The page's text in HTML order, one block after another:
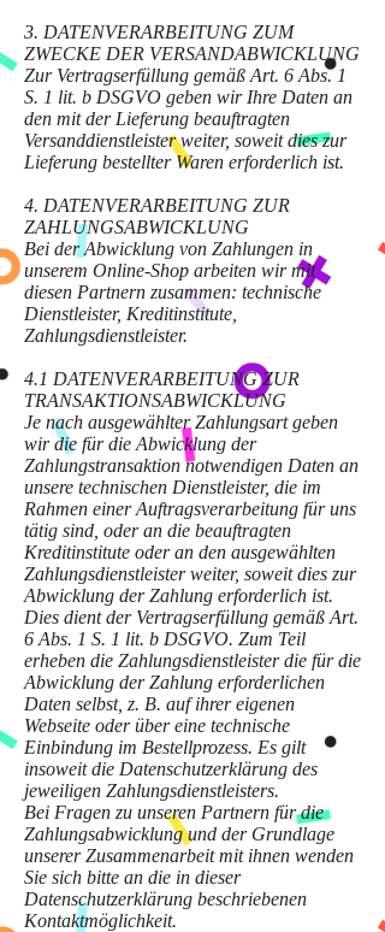
3. DATENVERARBEITUNG ZUM
ZWECKE DER VERSANDABWICKLUNG
Zur Vertragserfüllung gemäß Art. 6 Abs. 1
S. 1 lit. b DSGVO geben wir Ihre Daten an
den mit der Lieferung beauftragten
Versanddienstleister weiter, soweit dies zur
Lieferung bestellter Waren erforderlich ist.
4. DATENVERARBEITUNG ZUR
ZAHLUNGSABWICKLUNG
Bei der Abwicklung von Zahlungen in
unserem Online-Shop arbeiten wir mit
diesen Partnern zusammen: technische
Dienstleister, Kreditinstitute,
Zahlungsdienstleister.
4.1 DATENVERARBEITUNG ZUR
TRANSAKTIONSABWICKLUNG
Je nach ausgewählter Zahlungsart geben
wir die für die Abwicklung der
Zahlungstransaktion notwendigen Daten an
unsere technischen Dienstleister, die im
Rahmen einer Auftragsverarbeitung für uns
tätig sind, oder an die beauftragten
Kreditinstitute oder an den ausgewählten
Zahlungsdienstleister weiter, soweit dies zur
Abwicklung der Zahlung erforderlich ist.
Dies dient der Vertragserfüllung gemäß Art.
6 Abs. 1 S. 1 lit. b DSGVO. Zum Teil
erheben die Zahlungsdienstleister die für die
Abwicklung der Zahlung erforderlichen
Daten selbst, z. B. auf ihrer eigenen
Webseite oder über eine technische
Einbindung im Bestellprozess. Es gilt
insoweit die Datenschutzerklärung des
jeweiligen Zahlungsdienstleisters.
Bei Fragen zu unseren Partnern für die
Zahlungsabwicklung und der Grundlage
unserer Zusammenarbeit mit ihnen wenden
Sie sich bitte an die in dieser
Datenschutzerklärung beschriebenen
Kontaktmöglichkeit.